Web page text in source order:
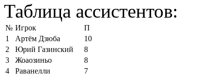
Таблица ассистентов:
№ Игрок
П
1
Артём Дзюба
10
2
Юрий Газинский
8
3
Жоаозиньо
8
4
Раванелли
7